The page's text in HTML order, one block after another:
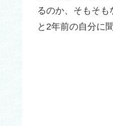
るのか、そもそ
と2年前の自分に